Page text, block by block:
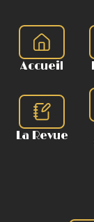
Accueil
La Revue